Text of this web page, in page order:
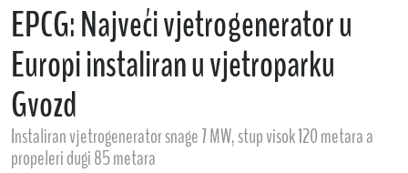
EPCG: Najveći vjetrogenerator u
Europi instaliran u vjetroparku
Gvozd
Instaliran vjetrogenerator snage 7 MW, stup visok 120 metara a
propeleri dugi 85 metara